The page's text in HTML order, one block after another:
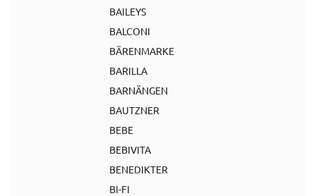
BAILEYS
BALCONI
BÄRENMARKE
BARILLA
BARNÄNGEN
BAUTZNER
BEBE
BEBIVITA
BENEDIKTER
BI-FI